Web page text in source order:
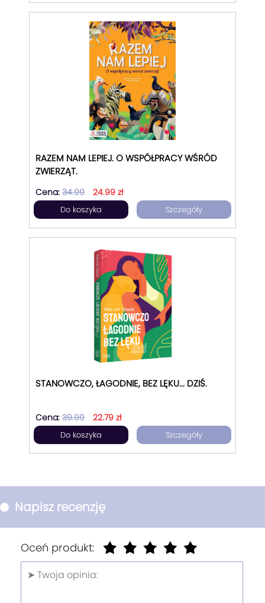
RAZEM NAM LEPIEJ. O WSPÓŁPRACY WŚRÓD
ZWIERZĄT.
Cena: 34.99 24.99 zł
Do koszyka Szczegóły
STANOWCZO, ŁAGODNIE, BEZ LĘKU... DZIŚ.
Cena: 39.99 22.79 zł
Do koszyka Szczegóły
Napisz recenzję
Oceń produkt: